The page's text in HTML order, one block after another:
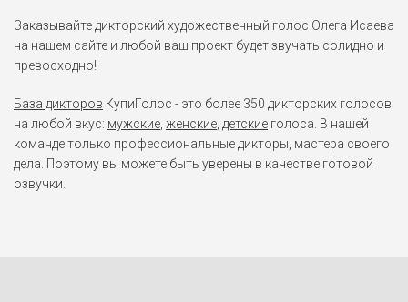
Заказывайте дикторский художественный голос Олега Исаева
на нашем сайте и любой ваш проект будет звучать солидно и
превосходно!
База дикторов КупиГолос - это более 350 дикторских голосов
на любой вкус: мужские женские детские голоса. В нашей
команде только профессиональные дикторы, мастера своего
дела. Поэтому вы можете быть уверены в качестве готовой
озвучки.